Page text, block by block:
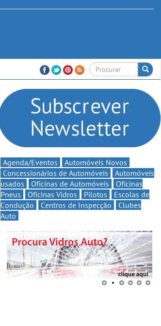
Agenda/Eventos
Automóveis Novos
Concessionários de Automóveis
Automóveis
usados
Oficinas de Automóveis
Oficinas
Pneus
Oficinas Vidros Pilotos
Escolas de
Condução
Centros de Inspecção
Clubes
Auto